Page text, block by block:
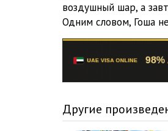
12 Мы болеем
13 Гошины превращения
воздушный шар, а
Одним словом, Гоша
Другие